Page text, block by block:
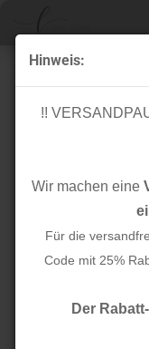
Hinweis:
!!
Wir machen eine
Für die
Code mit 25%
Der
Bio Single Stretch
Maker